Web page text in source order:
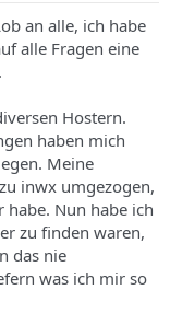
an alle, ich habe
alle Fragen eine
Hostern.
haben mich
Meine
inwx umgezogen,
Nun habe ich
zu finden waren,
das nie
was ich mir so